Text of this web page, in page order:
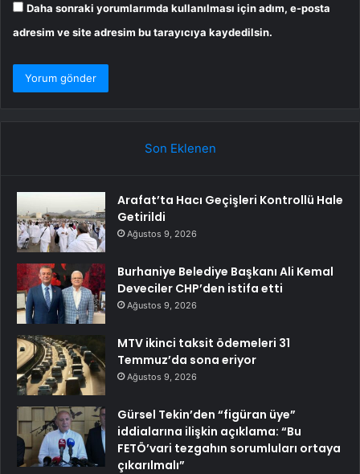
Daha sonraki yorumlarımda kullanılması için adım, e-posta
adresim ve site adresim bu tarayıcıya kaydedilsin.
Son Eklenen
Arafat’ta Hacı Geçişleri Kontrollü Hale
Getirildi
Ağustos 9, 2026
Burhaniye Belediye Başkanı Ali Kemal
Deveciler CHP’den istifa etti
Ağustos 9, 2026
MTV ikinci taksit ödemeleri 31
Temmuz’da sona eriyor
Ağustos 9, 2026
Gürsel Tekin’den “figüran üye”
iddialarına ilişkin açıklama: “Bu
FETÖ’vari tezgahın sorumluları ortaya
çıkarılmalı”